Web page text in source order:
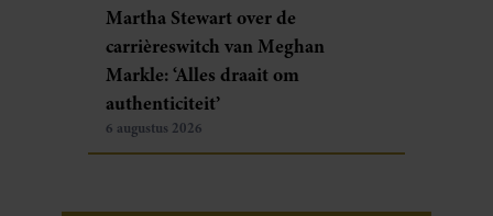
Martha Stewart over de
carrièreswitch van Meghan
Markle: ‘Alles draait om
authenticiteit’
6 augustus 2026